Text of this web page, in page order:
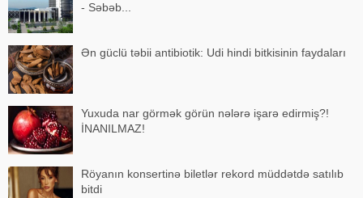
- Səbəb...
Ən güclü təbii antibiotik: Udi hindi bitkisinin faydaları
Yuxuda nar görmək görün nələrə işarə edirmiş?!
İNANILMAZ!
Röyanın konsertinə biletlər rekord müddətdə satılıb
bitdi